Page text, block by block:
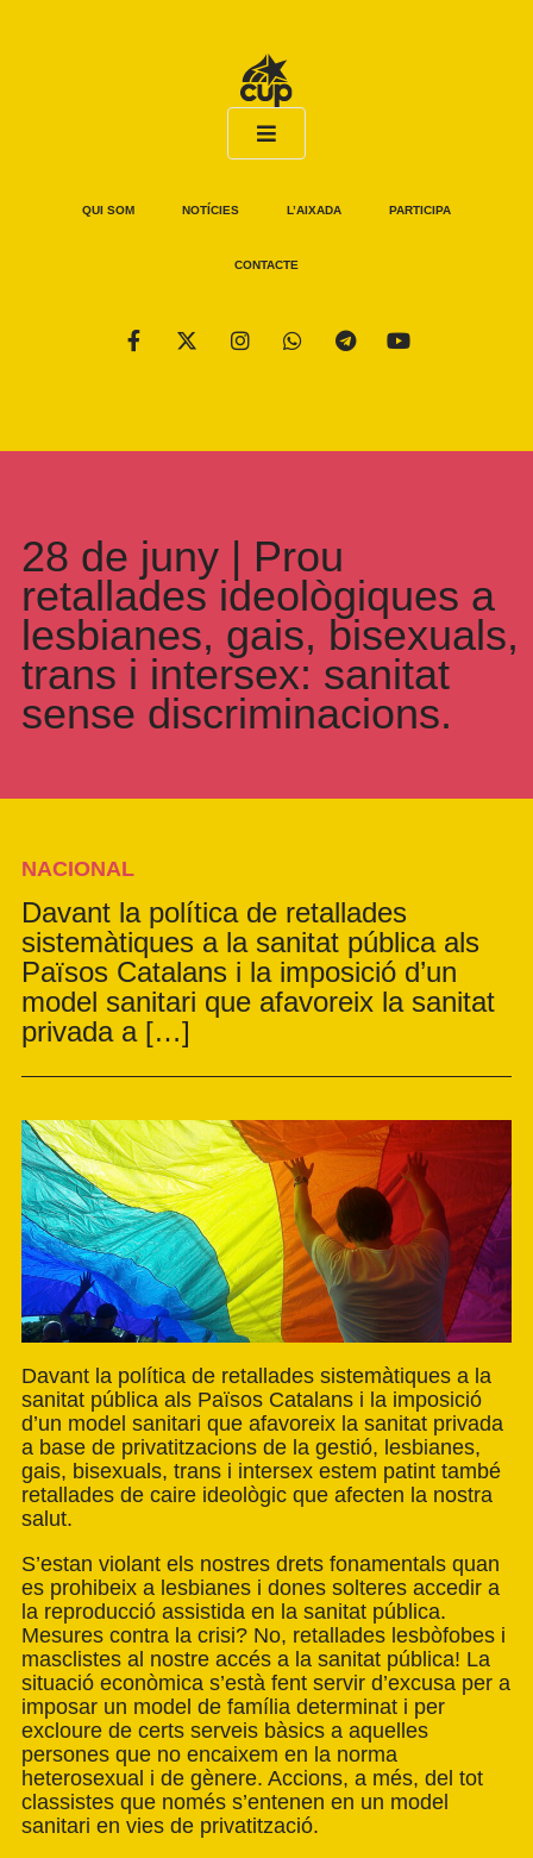
QUI SOM NOTÍCIES L’AIXADA PARTICIPA
CONTACTE
28 de juny | Prou
retallades ideològiques a
lesbianes, gais, bisexuals,
trans i intersex: sanitat
sense discriminacions.
NACIONAL
Davant la política de retallades
sistemàtiques a la sanitat pública als
Països Catalans i la imposició d’un
model sanitari que afavoreix la sanitat
privada a […]
Davant la política de retallades sistemàtiques a la
sanitat pública als Països Catalans i la imposició
d’un model sanitari que afavoreix la sanitat privada
a base de privatitzacions de la gestió, lesbianes,
gais, bisexuals, trans i intersex estem patint també
retallades de caire ideològic que afecten la nostra
salut.
S’estan violant els nostres drets fonamentals quan
es prohibeix a lesbianes i dones solteres accedir a
la reproducció assistida en la sanitat pública.
Mesures contra la crisi? No, retallades lesbòfobes i
masclistes al nostre accés a la sanitat pública! La
situació econòmica s’està fent servir d’excusa per a
imposar un model de família determinat i per
excloure de certs serveis bàsics a aquelles
persones que no encaixem en la norma
heterosexual i de gènere. Accions, a més, del tot
classistes que només s’entenen en un model
sanitari en vies de privatització.